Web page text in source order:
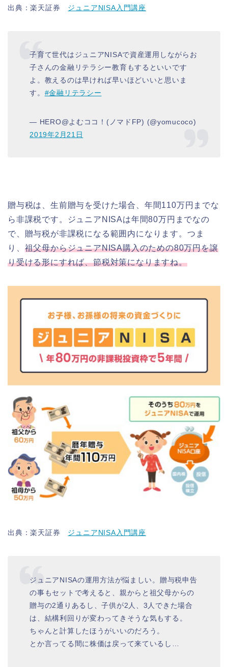
出典：楽天証券 ジュニアNISA入門講座
子育て世代はジュニアNISAで資産運用しながらお
子さんの金融リテラシー教育もするといいです
よ。教えるのは早ければ早いほどいいと思いま
す。 #金融リテラシー
— HERO@よむココ！(ノマドFP) (@yomucoco)
2019年2月21日
贈与税は、生前贈与を受けた場合、年間110万円までな
ら非課税です。ジュニアNISAは年間80万円までなの
で、贈与税が非課税になる範囲内になります。つま
り、 祖父母からジュニアNISA購入のための80万円を譲
り受ける形にすれば、節税対策になりますね。
出典：楽天証券 ジュニアNISA入門講座
ジュニアNISAの運用方法が悩ましい。贈与税申告
の事もセットで考えると、親からと祖父母からの
贈与の2通りあるし、子供が2人、3人できた場合
は、結構利回りが変わってきそうな気もする。
ちゃんと計算したほうがいいのだろう。
とか言ってる間に株価は戻って来ているし…